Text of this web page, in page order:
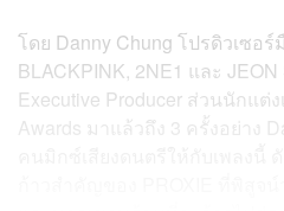
โดย Danny Chung โปรดิวเซอ
BLACKPINK, 2NE1 และ
Executive Producer ส่วนนักแต่ง
Awards
มาแล้วถึง 3 ครั้งอย่าง